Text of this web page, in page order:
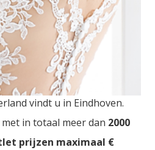
De
grootste Bruidsmode
vindt u in Eindhoven.
in totaal meer dan 2000
prijzen maximaal €